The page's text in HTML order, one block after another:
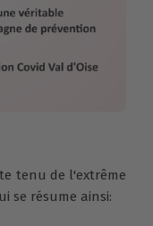
tenu de l'extrême
se résume ainsi: